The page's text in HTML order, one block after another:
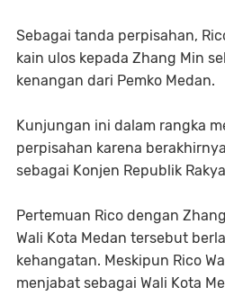
Sebagai tanda perpisahan,
kain ulos kepada Zhang Min
kenangan dari Pemko Medan.
Kunjungan ini dalam rangka
perpisahan karena
sebagai Konjen Republik
Pertemuan Rico dengan
Wali Kota Medan tersebut
kehangatan. Meskipun Rico
menjabat sebagai Wali Kota